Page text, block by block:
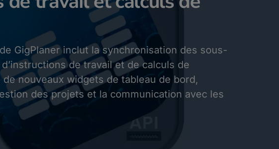
GigPlaner inclut la synchronisation des sous-
de travail et de calculs de
nouveaux widgets de tableau de bord,
des projets et la communication avec les